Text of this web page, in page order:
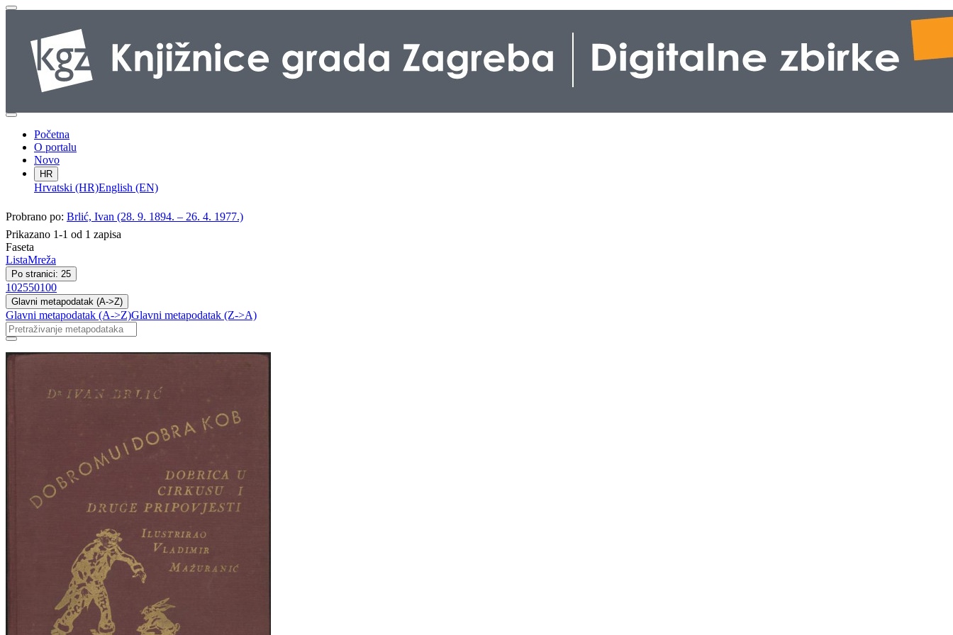
Početna
O portalu
Novo
HR
Hrvatski (HR)English (EN)
Probrano po: Brlić, Ivan (28. 9. 1894. – 26. 4. 1977.)
Prikazano 1-1 od 1 zapisa
Faseta
ListaMreža
Po stranici: 25
102550100
Glavni metapodatak (A->Z)
Glavni metapodatak (A->Z)Glavni metapodatak (Z->A)